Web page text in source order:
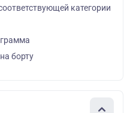
категории
борту